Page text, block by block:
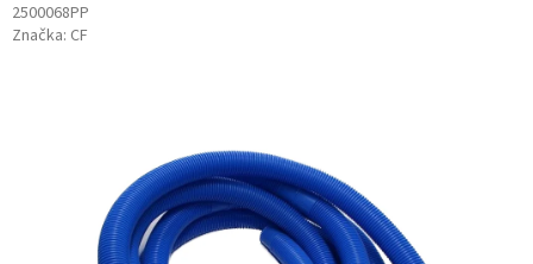
2500068PP
Značka: CF